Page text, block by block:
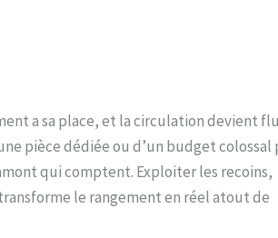
a sa place, et la circulation devient
pièce dédiée ou d’un budget colossal
qui comptent. Exploiter les recoins,
le rangement en réel atout de